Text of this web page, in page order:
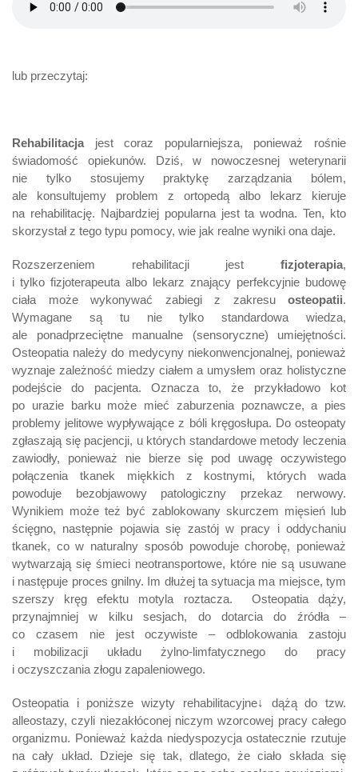
lub przeczytaj:
Rehabilitacja jest coraz popularniejsza, ponieważ rośnie
świadomość opiekunów. Dziś, w nowoczesnej weterynarii
nie tylko stosujemy praktykę zarządzania bólem,
ale konsultujemy problem z ortopedą albo lekarz kieruje
na rehabilitację. Najbardziej popularna jest ta wodna. Ten, kto
skorzystał z tego typu pomocy, wie jak realne wyniki ona daje.
Rozszerzeniem rehabilitacji jest fizjoterapia,
i tylko fizjoterapeuta albo lekarz znający perfekcyjnie budowę
ciała może wykonywać zabiegi z zakresu osteopatii.
Wymagane są tu nie tylko standardowa wiedza,
ale ponadprzeciętne manualne (sensoryczne) umiejętności.
Osteopatia należy do medycyny niekonwencjonalnej, ponieważ
wyznaje zależność miedzy ciałem a umysłem oraz holistyczne
podejście do pacjenta. Oznacza to, że przykładowo kot
po urazie barku może mieć zaburzenia poznawcze, a pies
problemy jelitowe wypływające z bóli kręgosłupa. Do osteopaty
zgłaszają się pacjencji, u których standardowe metody leczenia
zawiodły, ponieważ nie bierze się pod uwagę oczywistego
połączenia tkanek miękkich z kostnymi, których wada
powoduje bezobjawowy patologiczny przekaz nerwowy.
Wynikiem może też być zablokowany skurczem mięsień lub
ścięgno, następnie pojawia się zastój w pracy i oddychaniu
tkanek, co w naturalny sposób powoduje chorobę, ponieważ
wytwarzają się śmieci neotransportowe, które nie są usuwane
i następuje proces gnilny. Im dłużej ta sytuacja ma miejsce, tym
szerszy kręg efektu motyla roztacza. Osteopatia dąży,
przynajmniej w kilku sesjach, do dotarcia do źródła –
co czasem nie jest oczywiste – odblokowania zastoju
i mobilizacji układu żylno-limfatycznego do pracy
i oczyszczania złogu zapaleniowego.
Osteopatia i poniższe wizyty rehabilitacyjne↓ dążą do tzw.
alleostazy, czyli niezakłóconej niczym wzorcowej pracy całego
organizmu. Ponieważ każda niedyspozycja ostatecznie rzutuje
na cały układ. Dzieje się tak, dlatego, że ciało składa się